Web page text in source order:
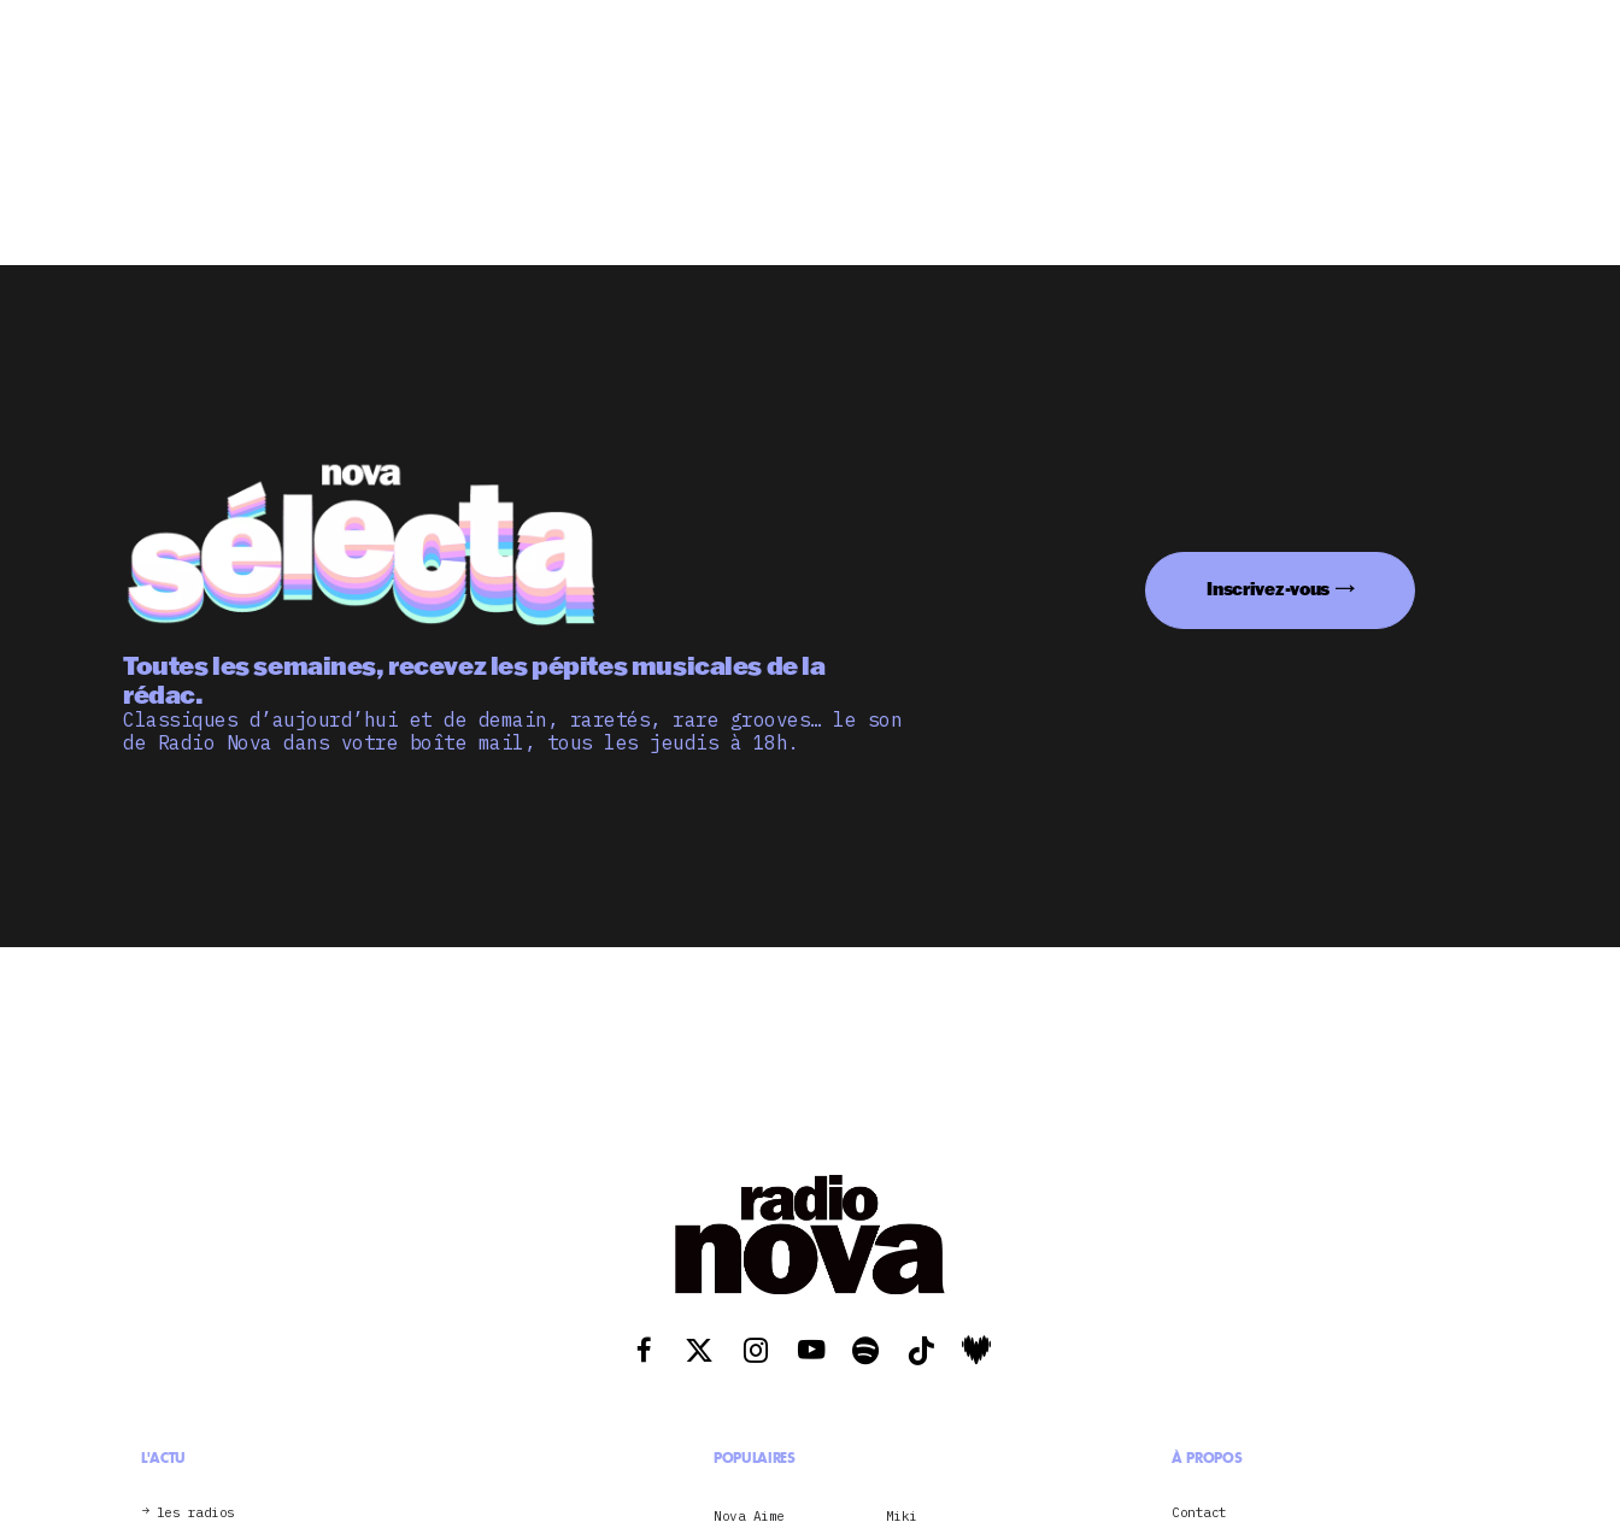
Toutes les semaines, recevez les pépites musicales de la
rédac.
Classiques d’aujourd’hui et de demain, raretés, rare grooves… le son
de Radio Nova dans votre boîte mail, tous les jeudis à 18h.
Inscrivez-vous
L'ACTU
les radios
POPULAIRES
Nova Aime Miki
À PROPOS
Contact